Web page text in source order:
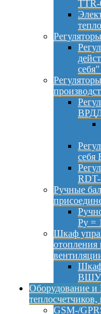
TTR-
себя
RDT-
Ручные
Py =
Шкаф
Оборудование и
теплосчетчиков,
GSM-/